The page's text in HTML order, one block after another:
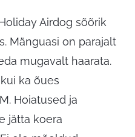
Airdog sõõrik
Mänguasi on parajalt
mugavalt haarata.
ka õues
Hoiatused ja
jätta koera